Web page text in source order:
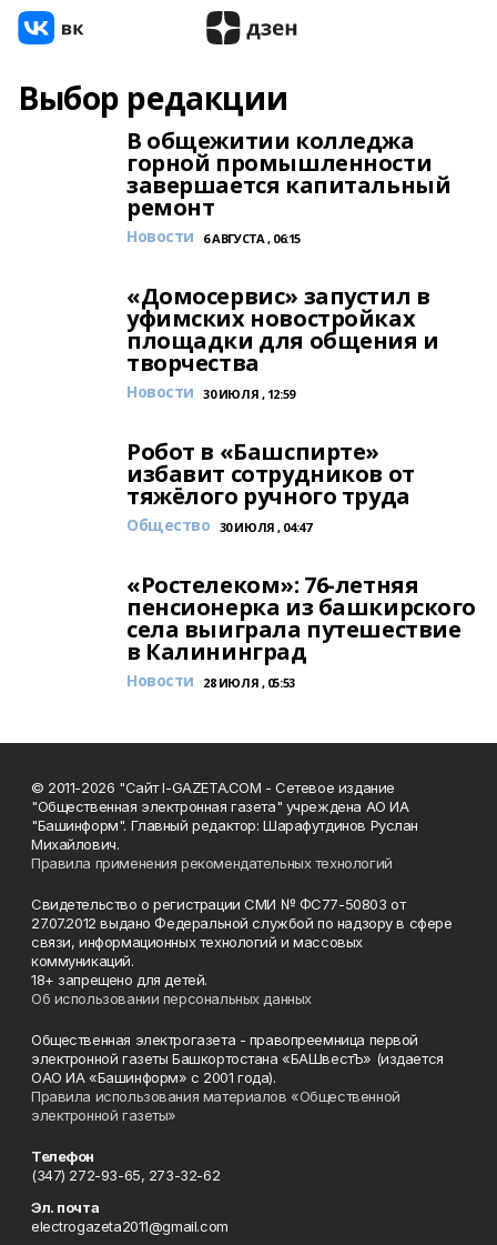
Выбор редакции
В общежитии колледжа
горной промышленности
завершается капитальный
ремонт
Новости 6 АВГУСТА , 06:15
«Домосервис» запустил в
уфимских новостройках
площадки для общения и
творчества
Новости 30 ИЮЛЯ , 12:59
Робот в «Башспирте»
избавит сотрудников от
тяжёлого ручного труда
Общество 30 ИЮЛЯ , 04:47
«Ростелеком»: 76-летняя
пенсионерка из башкирского
села выиграла путешествие
в Калининград
Новости 28 ИЮЛЯ , 05:53
© 2011-2026 "Сайт I-GAZETA.COM - Сетевое издание
"Общественная электронная газета" учреждена АО ИА
"Башинформ". Главный редактор: Шарафутдинов Руслан
Михайлович.
Правила применения рекомендательных технологий
Свидетельство о регистрации СМИ № ФС77-50803 от
27.07.2012 выдано Федеральной службой по надзору в сфере
связи, информационных технологий и массовых
коммуникаций.
18+ запрещено для детей.
Об использовании персональных данных
Общественная электрогазета - правопреемница первой
электронной газеты Башкортостана «БАШвестЪ» (издается
ОАО ИА «Башинформ» с 2001 года).
Правила использования материалов «Общественной
электронной газеты»
Телефон
(347) 272-93-65, 273-32-62
Эл. почта
electrogazeta2011@gmail.com